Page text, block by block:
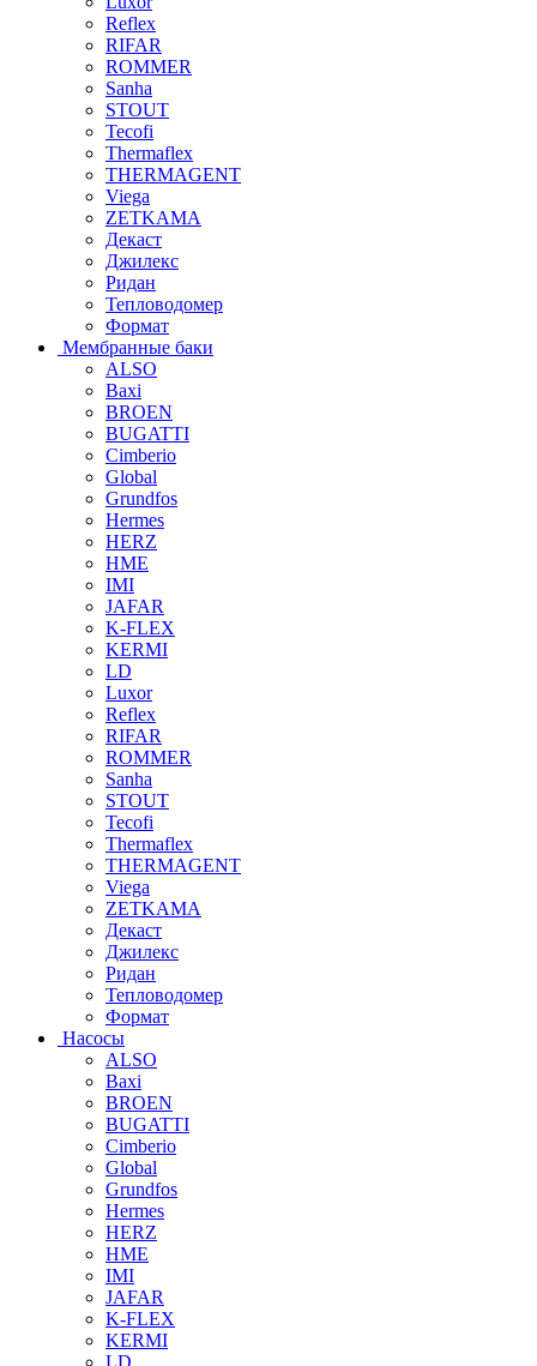
Reflex
RIFAR
ROMMER
Sanha
STOUT
Tecofi
Thermaflex
THERMAGENT
Viega
ZETKAMA
Декаст
Джилекс
Ридан
Тепловодомер
Формат
Мембранные баки
ALSO
Baxi
BROEN
BUGATTI
Cimberio
Global
Grundfos
Hermes
HERZ
HME
IMI
JAFAR
K-FLEX
KERMI
LD
Luxor
Reflex
RIFAR
ROMMER
Sanha
STOUT
Tecofi
Thermaflex
THERMAGENT
Viega
ZETKAMA
Декаст
Джилекс
Ридан
Тепловодомер
Формат
Насосы
ALSO
Baxi
BROEN
BUGATTI
Cimberio
Global
Grundfos
Hermes
HERZ
HME
IMI
JAFAR
K-FLEX
KERMI
LD